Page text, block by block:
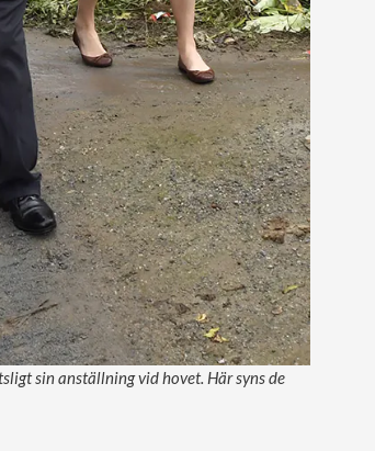
sin anställning vid hovet. Här syns de